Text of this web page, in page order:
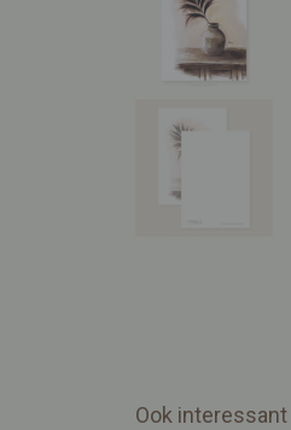
Ook interessant